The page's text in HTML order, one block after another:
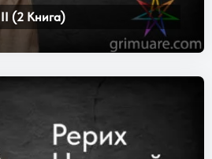
II (2 Книга)